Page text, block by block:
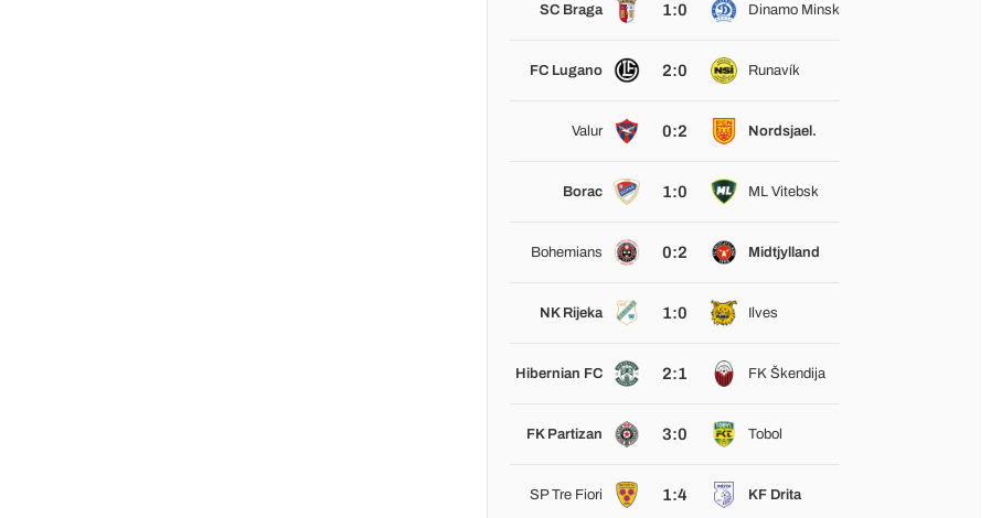
SC Braga 1:0 Dinamo Minsk
FC Lugano 2:0 Runavík
Valur 0:2 Nordsjael.
Borac 1:0 ML Vitebsk
Bohemians 0:2 Midtjylland
NK Rijeka 1:0 Ilves
Hibernian FC 2:1 FK Škendija
FK Partizan 3:0 Tobol
SP Tre Fiori 1:4 KF Drita